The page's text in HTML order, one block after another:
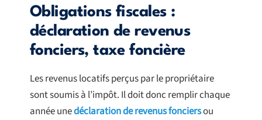
Obligations fiscales :
déclaration de revenus
fonciers, taxe foncière
Les revenus locatifs perçus par le propriétaire
sont soumis à l’impôt. Il doit donc remplir chaque
année unedéclaration de revenus fonciersou